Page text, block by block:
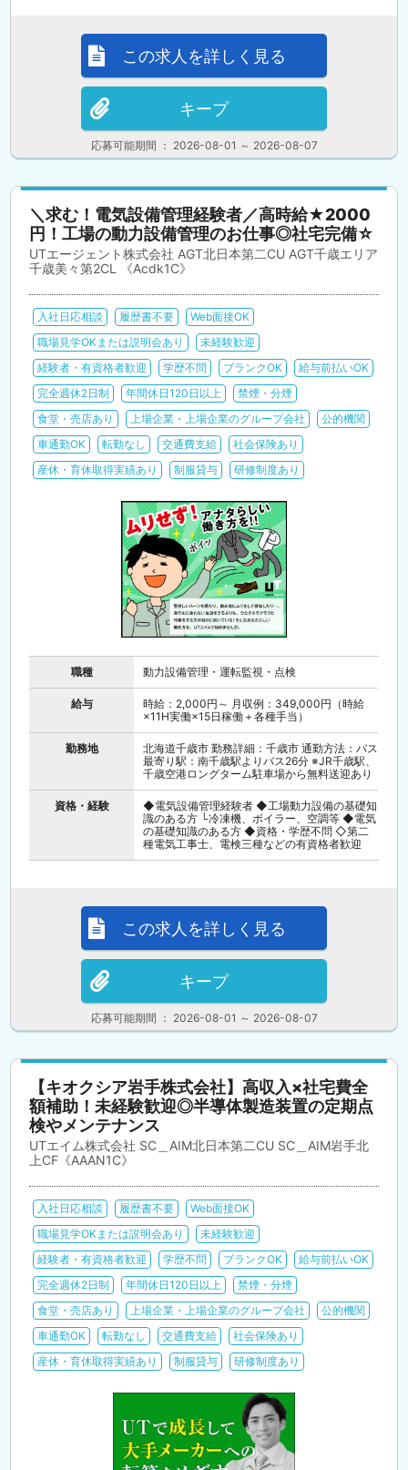
応募可能期間 ： 2026-08-01 ～ 2026-08-07
この求人を詳しく見る
キープ
＼求む！電気設備管理経験者／高時給★2000
円！工場の動力設備管理のお仕事◎社宅完備☆
UTエージェント株式会社 AGT北日本第二CU AGT千歳エリア
千歳美々第2CL 《Acdk1C》
入社日応相談 履歴書不要
Web面接OK
職場見学OKまたは説明会あり
未経験歓迎
経験者・有資格者歓迎
学歴不問 ブランクOK
給与前払いOK
完全週休2日制
年間休日120日以上
禁煙・分煙
食堂・売店あり
上場企業・上場企業のグループ会社
公的機関
車通勤OK
転勤なし 交通費支給
社会保険あり
産休・育休取得実績あり
制服貸与 研修制度あり
職種 動力設備管理・運転監視・点検
給与
時給：2,000円～ 月収例：349,000円（時給
×11H実働×15日稼働＋各種手当）
勤務地
北海道千歳市 勤務詳細：千歳市 通勤方法：バス
最寄り駅：南千歳駅よりバス26分 ※JR千歳駅、
千歳空港ロングターム駐車場から無料送迎あり
資格・経験
◆電気設備管理経験者 ◆工場動力設備の基礎知
識のある方 └冷凍機、ボイラー、空調等 ◆電気
の基礎知識のある方 ◆資格・学歴不問 ◇第二
種電気工事士、電検三種などの有資格者歓迎
応募可能期間 ： 2026-08-01 ～ 2026-08-07
この求人を詳しく見る
キープ
【キオクシア岩手株式会社】高収入×社宅費全
額補助！未経験歓迎◎半導体製造装置の定期点
検やメンテナンス
UTエイム株式会社 SC＿AIM北日本第二CU SC＿AIM岩手北
上CF《AAAN1C》
入社日応相談 履歴書不要
Web面接OK
職場見学OKまたは説明会あり
未経験歓迎
経験者・有資格者歓迎
学歴不問 ブランクOK
給与前払いOK
完全週休2日制
年間休日120日以上
禁煙・分煙
食堂・売店あり
上場企業・上場企業のグループ会社
公的機関
車通勤OK
転勤なし 交通費支給
社会保険あり
産休・育休取得実績あり
制服貸与 研修制度あり